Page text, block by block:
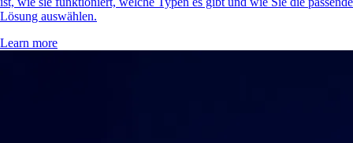
Lösung auswählen.
Learn more